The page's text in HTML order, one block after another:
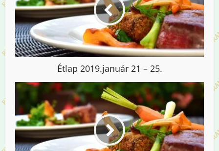
Étlap 2019.január 21 – 25.